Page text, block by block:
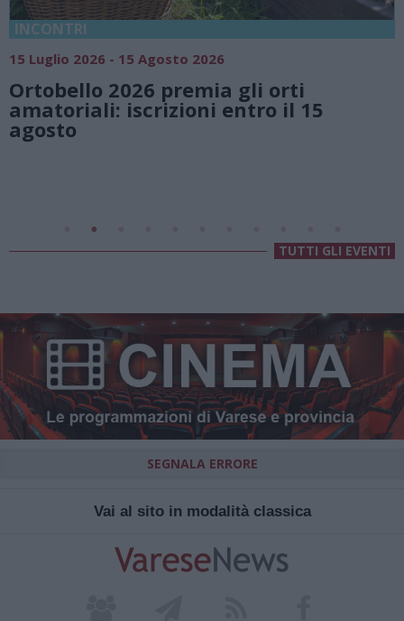
18 Luglio 2026 - 15 Agosto 2026
Vivi l’estate a Villa Fogazzaro
natura e atmosfere senza
Lago di Lugano
TUTTI GLI EVENTI
SEGNALA ERRORE
Vai al sito in modalità classica